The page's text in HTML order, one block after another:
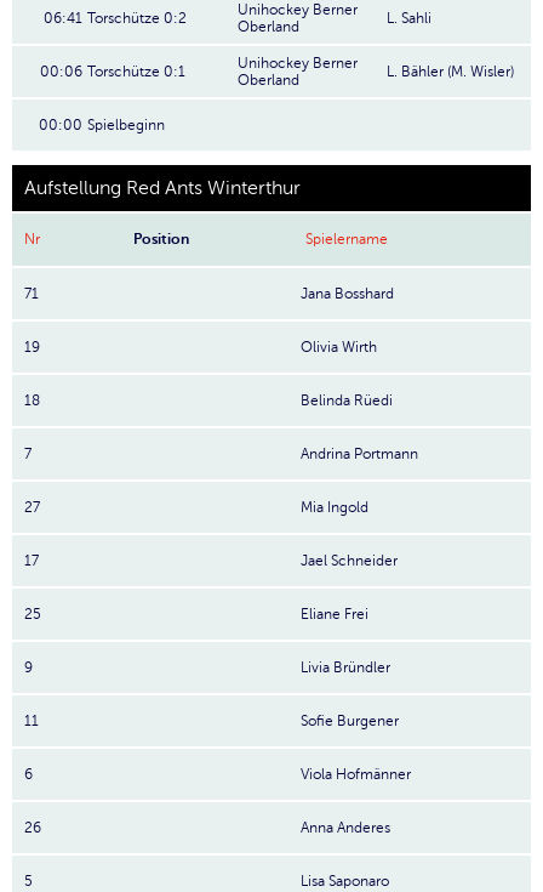
06:41 Torschütze 0:2
Unihockey Berner
Oberland
L. Sahli
00:06 Torschütze 0:1
Unihockey Berner
Oberland
L. Bähler (M. Wisler)
00:00 Spielbeginn
Aufstellung Red Ants Winterthur
Nr Position Spielername
71 Jana Bosshard
19 Olivia Wirth
18 Belinda Rüedi
7 Andrina Portmann
27 Mia Ingold
17 Jael Schneider
25 Eliane Frei
9 Livia Bründler
11 Sofie Burgener
6 Viola Hofmänner
26 Anna Anderes
5 Lisa Saponaro